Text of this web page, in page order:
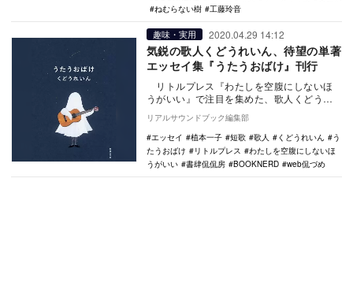
ねむらない樹
工藤玲音
趣味・実用 2020.04.29 14:12
気鋭の歌人くどうれいん、待望の単著
エッセイ集『うたうおばけ』刊行
リトルプレス『わたしを空腹にしないほ
うがいい』で注目を集めた、歌人くどうれ
いん待望の単著エッセイ集『うたうおば
け』が4…
リアルサウンドブック編集部
エッセイ
植本一子 短歌 歌人 くどうれいん
う
たうおばけ
リトルプレス
わたしを空腹にしないほ
うがいい
書肆侃侃房 BOOKNERD web侃づめ